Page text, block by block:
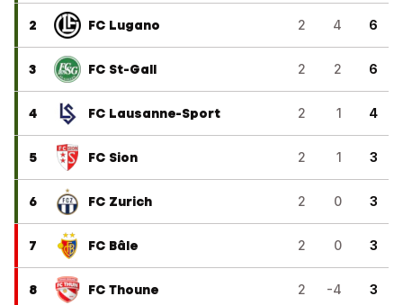
2 FC Lugano 2 4 6
3 FC St-Gall 2 2 6
4 FC Lausanne-Sport 2 1 4
5 FC Sion 2 1 3
6 FC Zurich 2 0 3
7 FC Bâle 2 0 3
8 FC Thoune 2 -4 3